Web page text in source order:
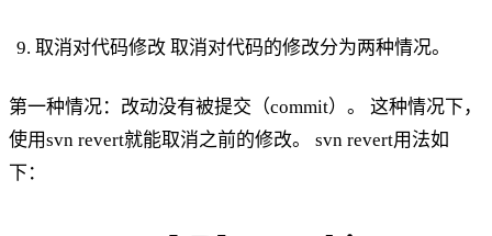
取消对代码修改 取消对代码的修改分为两种情况。
第一种情况：改动没有被提交（commit）。 这种情况下，
使用svn revert就能取消之前的修改。 svn revert用法如
下：